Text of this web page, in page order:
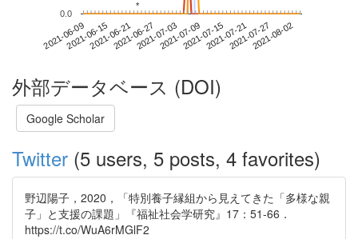
2021-06-092021-06-152021-06-212021-06-272021-07-032021-07-092021-07-152021-07-212021-07-272021-08-02
0.0
**
外部データベース (DOI)
Google Scholar
Twitter (5 users, 5 posts, 4 favorites)
野辺陽子，2020，「特別養子縁組から見えてきた「多様な親
子」と支援の課題」『福祉社会学研究』17：51-66．
https://t.co/WuA6rMGlF2